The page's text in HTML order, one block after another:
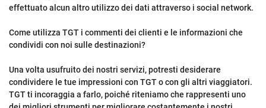
effettuato alcun altro utilizzo dei dati attraverso i social network.
Come utilizza TGT i commenti dei clienti e le informazioni che
condividi con noi sulle destinazioni?
Una volta usufruito dei nostri servizi, potresti desiderare
condividere le tue impressioni con TGT o con gli altri viaggiatori.
TGT ti incoraggia a farlo, poiché riteniamo che rappresenti uno